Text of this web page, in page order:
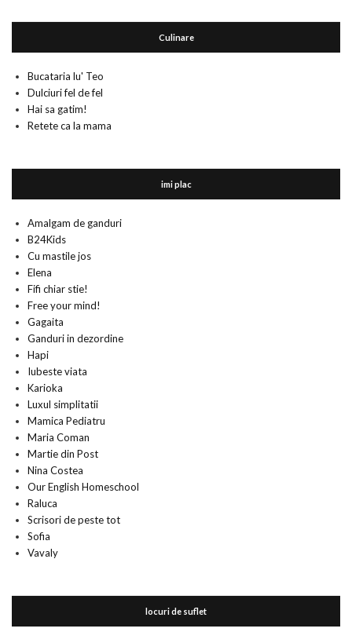
Culinare
Bucataria lu' Teo
Dulciuri fel de fel
Hai sa gatim!
Retete ca la mama
imi plac
Amalgam de ganduri
B24Kids
Cu mastile jos
Elena
Fifi chiar stie!
Free your mind!
Gagaita
Ganduri in dezordine
Hapi
Iubeste viata
Karioka
Luxul simplitatii
Mamica Pediatru
Maria Coman
Martie din Post
Nina Costea
Our English Homeschool
Raluca
Scrisori de peste tot
Sofia
Vavaly
locuri de suflet